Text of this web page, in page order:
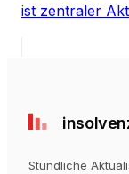
ist zentraler
Stündliche